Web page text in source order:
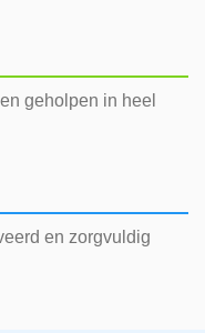
geholpen in heel
en zorgvuldig